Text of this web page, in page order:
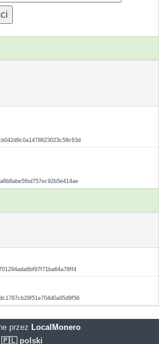
przez LocalMonero
🇵🇱 polski